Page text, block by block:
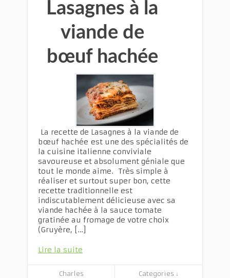
Lasagnes à la
viande de
bœuf hachée
La recette de Lasagnes à la viande de
bœuf hachée est une des spécialités de
la cuisine italienne conviviale
savoureuse et absolument géniale que
tout le monde aime. Très simple à
réaliser et surtout super bon, cette
recette traditionnelle est
indiscutablement délicieuse avec sa
viande hachée à la sauce tomate
gratinée au fromage de votre choix
(Gruyère, […]
Lire la suite
Charles Categories ↓